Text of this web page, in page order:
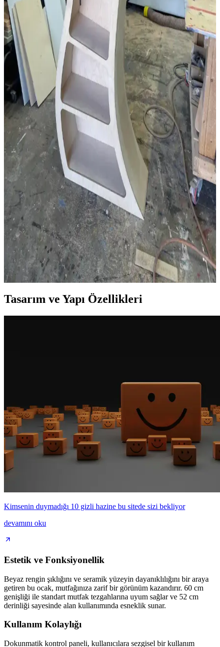
Dar Banyolar İçin Alan Kullanımı ve Yenileme
Yöntemleri: Pratik Çözümler ve Maliyetler
Dar banyolarda alan kullanımı, yapısal değişiklikler ve estetik
iyileştirmelerle kullanım konforu artırılabilir. Maliyet ve tesisat
durumu önemli etkenlerdir.
Kaplama ve Masif Ahşap Arasındaki Temel Farklar
ve Mobilya Seçiminde Önemi
Kaplama ve masif ahşap arasındaki farklar, dayanıklılık ve estetik
açısından mobilya seçiminde kritik rol oynar. Damar yönü, ağırlık ve
zımparalama gibi özelliklerle kaplama kolayca ayırt edilir.
Antika Masaların Restorasyonunda Patina Koruma
ve Yenileme Yöntemleri
Antika masaların restorasyonunda patina korunması ve yenileme
süreçleri ele alınarak, ahşap türleri, yüzey işlemleri ve cilalama
yöntemleri detaylandırılıyor. Doğru tekniklerle özgünlük ve
işlevsellik dengeleniyor.
Cheshire Cattywampus: Ahşap Raf Tasarımında
Kıvrımlı ve Asimetrik Yaratıcılık
Cheshire Cattywampus projesi, kıvrımlı ve asimetrik ahşap raf
tasarımıyla geleneksel mobilya anlayışını aşarak estetik ve
işlevselliği bir araya getiriyor. Malzeme seçimi ve yapım teknikleri
özgünlük katıyor.
Tasarım ve Yapı Özellikleri
Kimsenin duymadığı 10 gizli hazine bu sitede sizi bekliyor
devamını oku
Estetik ve Fonksiyonellik
Beyaz rengin şıklığını ve seramik yüzeyin dayanıklılığını bir araya
getiren bu ocak, mutfağınıza zarif bir görünüm kazandırır. 60 cm
genişliği ile standart mutfak tezgahlarına uyum sağlar ve 52 cm
derinliği sayesinde alan kullanımında esneklik sunar.
Kullanım Kolaylığı
Dokunmatik kontrol paneli, kullanıcılara sezgisel bir kullanım